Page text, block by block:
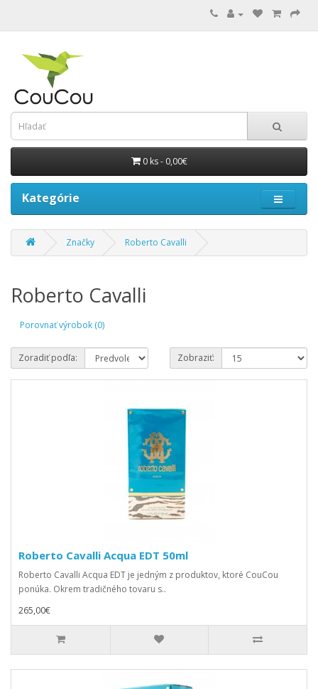
0 ks - 0,00€
Kategórie
Značky Roberto Cavalli
Roberto Cavalli
Porovnať výrobok (0)
Zoradiť podľa: Zobraziť:
Roberto Cavalli Acqua EDT 50ml
Roberto Cavalli Acqua EDT je jedným z produktov, ktoré CouCou
ponúka. Okrem tradičného tovaru s..
265,00€